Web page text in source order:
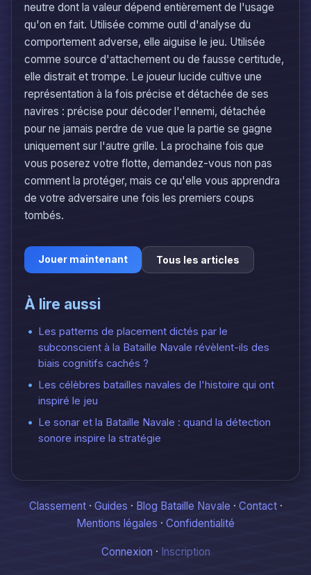
neutre dont la valeur dépend entièrement de l'usage
qu'on en fait. Utilisée comme outil d'analyse du
comportement adverse, elle aiguise le jeu. Utilisée
comme source d'attachement ou de fausse certitude,
elle distrait et trompe. Le joueur lucide cultive une
représentation à la fois précise et détachée de ses
navires : précise pour décoder l'ennemi, détachée
pour ne jamais perdre de vue que la partie se gagne
uniquement sur l'autre grille. La prochaine fois que
vous poserez votre flotte, demandez-vous non pas
comment la protéger, mais ce qu'elle vous apprendra
de votre adversaire une fois les premiers coups
tombés.
Jouer maintenant Tous les articles
À lire aussi
Les patterns de placement dictés par le
subconscient à la Bataille Navale révèlent-ils des
biais cognitifs cachés ?
Les célèbres batailles navales de l'histoire qui ont
inspiré le jeu
Le sonar et la Bataille Navale : quand la détection
sonore inspire la stratégie
Classement· Guides · Blog Bataille Navale · Contact·
Mentions légales · Confidentialité
Connexion · Inscription